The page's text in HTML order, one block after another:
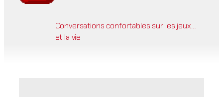
Conversations confortables sur les jeux…
et la vie